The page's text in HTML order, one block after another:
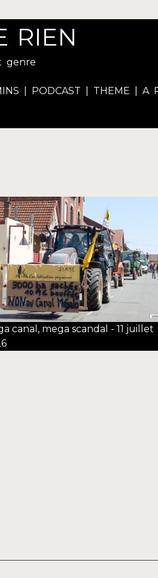
RIEN
genre
PODCAST THEME A
canal, mega scandal - 11 juillet